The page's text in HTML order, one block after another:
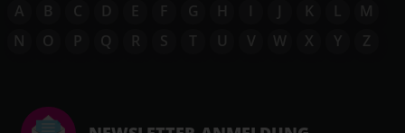
A B C D E F G H I J K L
M
N
O P Q R S T U V W X Y Z